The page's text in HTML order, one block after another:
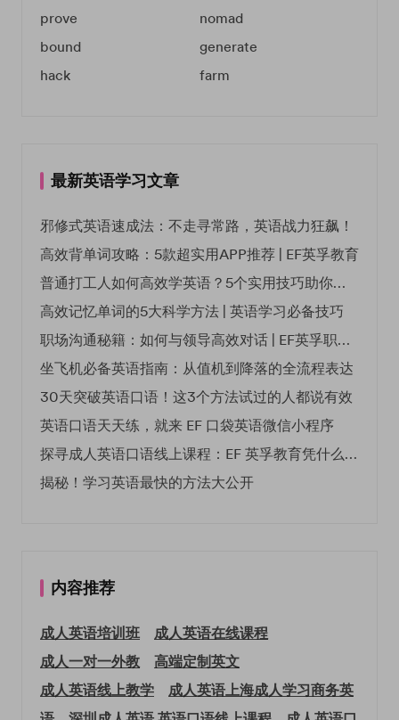
prove
nomad
bound
generate
hack
farm
最新英语学习文章
邪修式英语速成法：不走寻常路，英语战力狂飙！
高效背单词攻略：5款超实用APP推荐 | EF英孚教育
普通打工人如何高效学英语？5个实用技巧助你突破职场瓶颈
高效记忆单词的5大科学方法 | 英语学习必备技巧
职场沟通秘籍：如何与领导高效对话 | EF英孚职场指南
坐飞机必备英语指南：从值机到降落的全流程表达
30天突破英语口语！这3个方法试过的人都说有效
英语口语天天练，就来 EF 口袋英语微信小程序
探寻成人英语口语线上课程：EF 英孚教育凭什么领航
揭秘！学习英语最快的方法大公开
内容推荐
成人英语培训班
成人英语在线课程
成人一对一外教
高端定制英文
成人英语线上教学
成人英语上海成人学习商务英